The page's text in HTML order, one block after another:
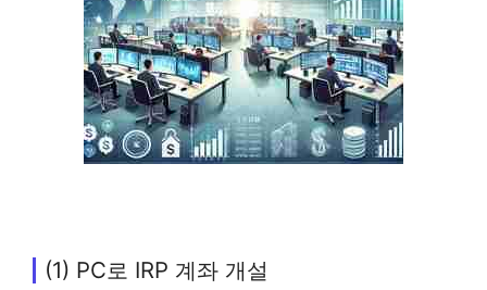
(1) PC로 IRP 계좌 개설